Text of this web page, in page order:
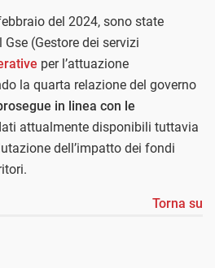
del 2024, sono state
(Gestore dei servizi
per l’attuazione
la quarta relazione del governo
in linea con le
attualmente disponibili tuttavia
dell’impatto dei fondi
Torna su